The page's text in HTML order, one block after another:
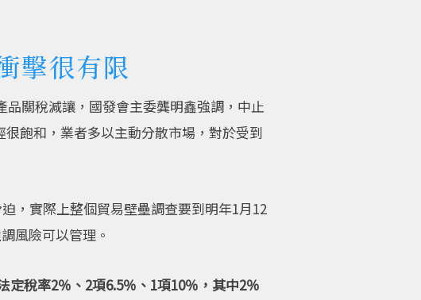
擊很有限
關稅減讓，國發會主委龔明鑫強調，中止
飽和，業者多以主動分散市場，對於受到
，實際上整個貿易壁壘調查要到明年1月12
風險可以管理。
稅率2％、2項6.5％、1項10％，其中2％